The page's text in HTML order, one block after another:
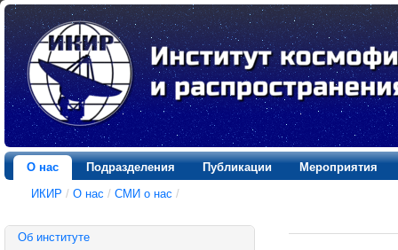
О нас Подразделения Публикации
Мероприятия
ИКИР / О нас / СМИ о нас /
Об институте